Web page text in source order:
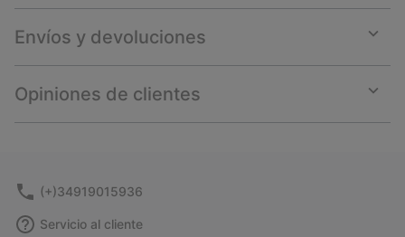
Envíos y devoluciones
or
Opiniones de clientes
or
(+)34919015936
Servicio al cliente